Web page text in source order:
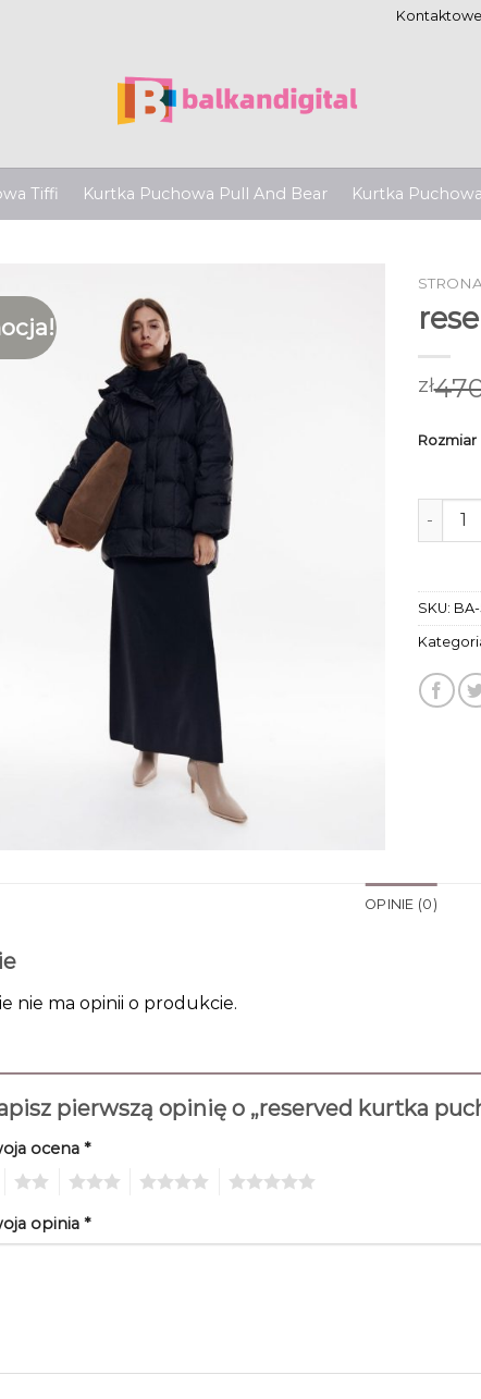
Kontaktowe
Tiffi Kurtka Puchowa Pull And Bear Kurtka
zł
Rozmiar
ilość
SKU:
OPINIE (0)
nie ma opinii o produkcie.
pierwszą opinię o „reserved kurtka
ocena *
opinia *